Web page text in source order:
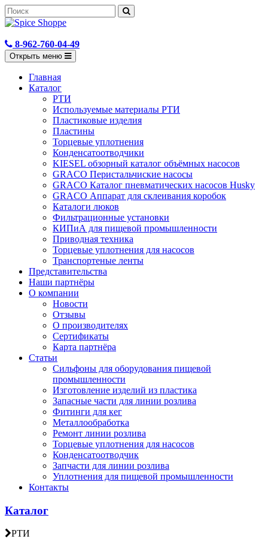
8-962-760-04-49
Открыть меню
Главная
Каталог
РТИ
Используемые материалы РТИ
Пластиковые изделия
Пластины
Торцевые уплотнения
Конденсатоотводчики
KIESEL обзорный каталог объёмных насосов
GRACO Перистальчиские насосы
GRACO Каталог пневматических насосов Husky
GRACO Аппарат для склеивания коробок
Каталоги люков
Фильтрационные установки
КИПиА для пищевой промышленности
Приводная техника
Торцевые уплотнения для насосов
Транспортеные ленты
Представительства
Наши партнёры
О компании
Новости
Отзывы
О производителях
Сертификаты
Карта партнёра
Статьи
Сильфоны для оборудования пищевой
промышленности
Изготовление изделий из пластика
Запасные части для линии розлива
Фитинги для кег
Металлообработка
Ремонт линии розлива
Торцевые уплотнения для насосов
Конденсатоотводчик
Запчасти для линии розлива
Уплотнения для пищевой промышленности
Контакты
Каталог
РТИ